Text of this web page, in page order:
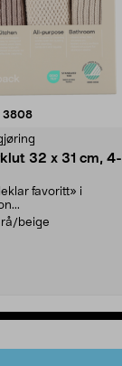
3808anmeldelser
32 x 31 cm, 4-
favoritt» i
beige
5 stjerner